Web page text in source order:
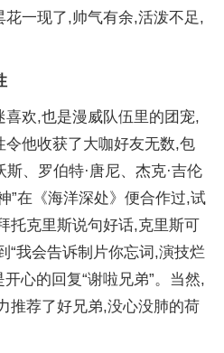
一现了,帅气有余,活泼不足,
喜欢,也是漫威队伍里的团宠,
他收获了大咖好友无数,包
斯、罗伯特·唐尼、杰克·吉伦
”在《海洋深处》便合作过,试
托克里斯说句好话,克里斯可
“我会告诉制片你忘词,演技烂
心的回复“谢啦兄弟”。当然,
推荐了好兄弟,没心没肺的荷